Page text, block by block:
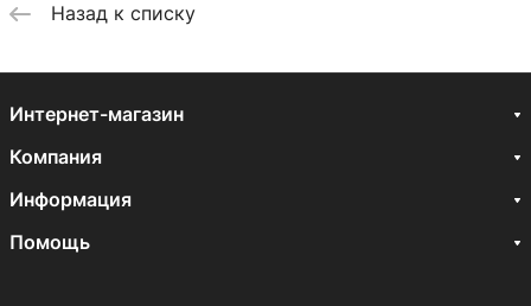
Назад к списку
Интернет-магазин
Компания
Информация
Помощь